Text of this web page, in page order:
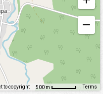
to copyright 500 m Terms